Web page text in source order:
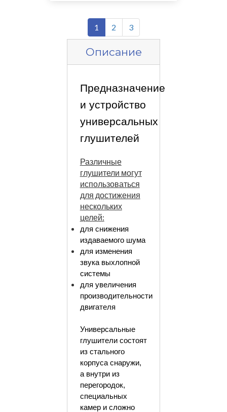
1 2 3
Описание
Предназначение
и устройство
универсальных
глушителей
Различные
глушители могут
использоваться
для достижения
нескольких
целей:
для снижения
издаваемого шума
для изменения
звука выхлопной
системы
для увеличения
производительности
двигателя
Универсальные
глушители состоят
из стального
корпуса снаружи,
а внутри из
перегородок,
специальных
камер и сложно